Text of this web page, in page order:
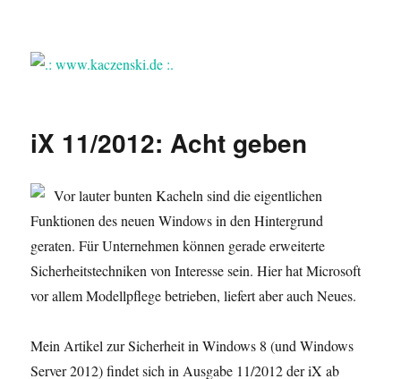
.: www.kaczenski.de :.
iX 11/2012: Acht geben
Vor lauter bunten Kacheln sind die eigentlichen
Funktionen des neuen Windows in den Hintergrund
geraten. Für Unternehmen können gerade erweiterte
Sicherheitstechniken von Interesse sein. Hier hat Microsoft
vor allem Modellpflege betrieben, liefert aber auch Neues.
Mein Artikel zur Sicherheit in Windows 8 (und Windows
Server 2012) findet sich in Ausgabe 11/2012 der iX ab